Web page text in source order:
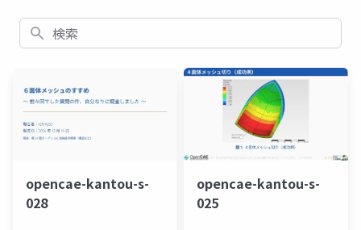
検索
opencae-kantou-s-
028
opencae-kantou-s-
025